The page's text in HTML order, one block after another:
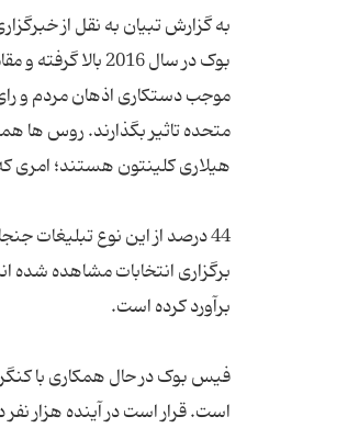
به گزارش تبیان به نقل از
بوک در سال
موجب دستکاری اذهان مردم و رای
متحده تاثیر بگذارند. روس ها
است. قرار است در آینده هزار